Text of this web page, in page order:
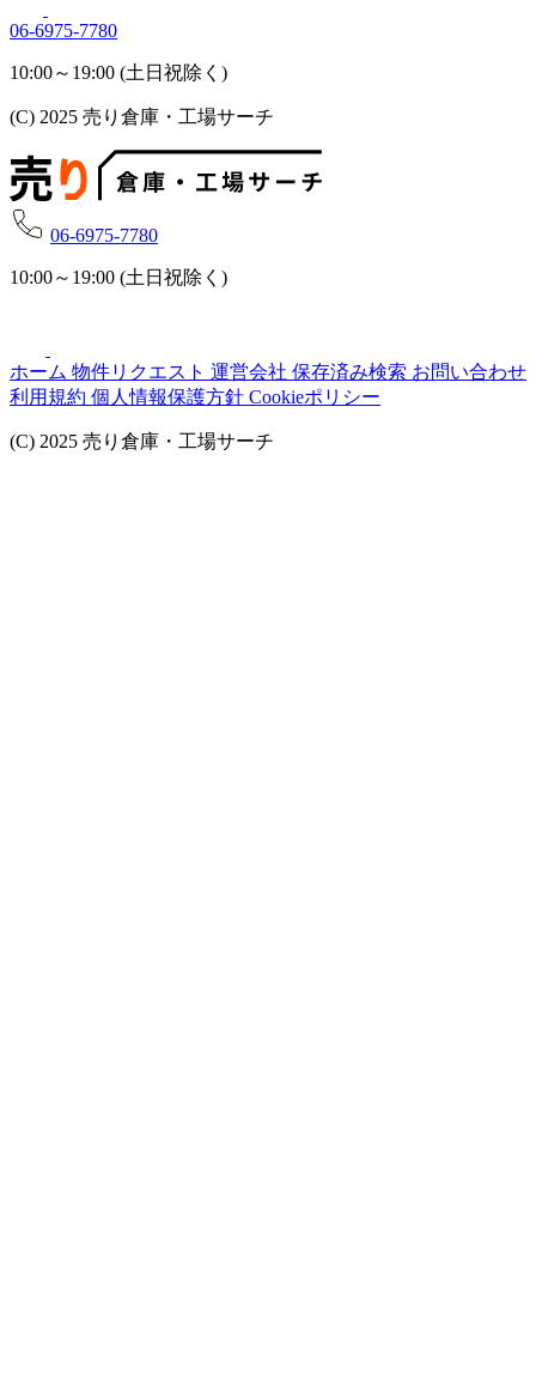
06-6975-7780
10:00～19:00 (土日祝除く)
(C) 2025 売り倉庫・工場サーチ
06-6975-7780
10:00～19:00 (土日祝除く)
ホーム 物件リクエスト 運営会社 保存済み検索 お問い合わせ
利用規約 個人情報保護方針 Cookieポリシー
(C) 2025 売り倉庫・工場サーチ